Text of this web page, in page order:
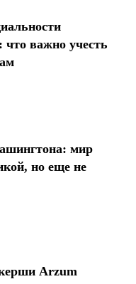
что важно учесть
мир
но еще не
Arzum